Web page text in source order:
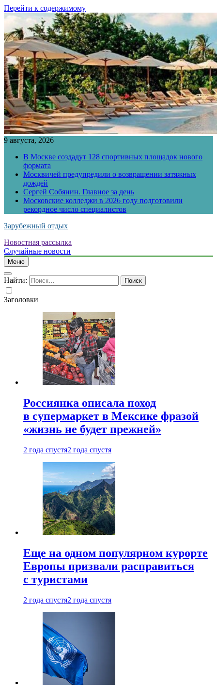
Перейти к содержимому
9 августа, 2026
В Москве создадут 128 спортивных площадок нового
формата
Москвичей предупредили о возвращении затяжных
дождей
Сергей Собянин. Главное за день
Московские колледжи в 2026 году подготовили
рекордное число специалистов
Зарубежный отдых
Новостная рассылка
Случайные новости
Меню
Найти:
Заголовки
Россиянка описала поход
в супермаркет в Мексике фразой
«жизнь не будет прежней»
2 года спустя2 года спустя
Еще на одном популярном курорте
Европы призвали расправиться
с туристами
2 года спустя2 года спустя